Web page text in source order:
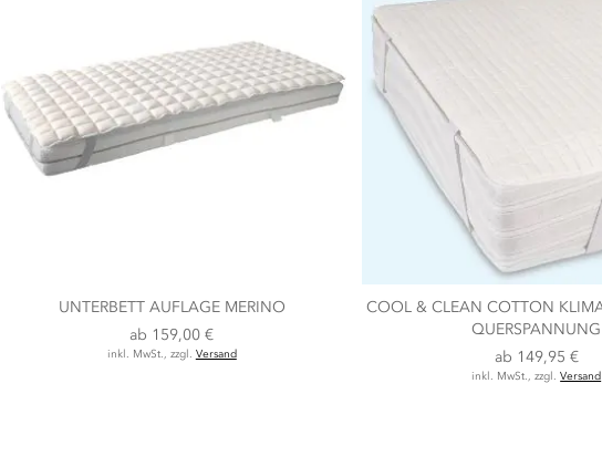
UNTERBETT AUFLAGE MERINO
ab 159,00 €
inkl. MwSt., zzgl. Versand
COOL & CLEAN COTTON
QUERSPANNUNG
ab 149,95 €
inkl. MwSt., zzgl.Versand